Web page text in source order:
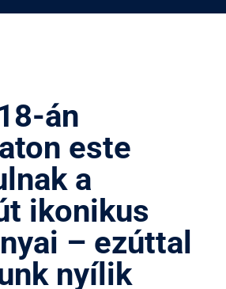
án
este
a
ikonikus
– ezúttal
nyílik